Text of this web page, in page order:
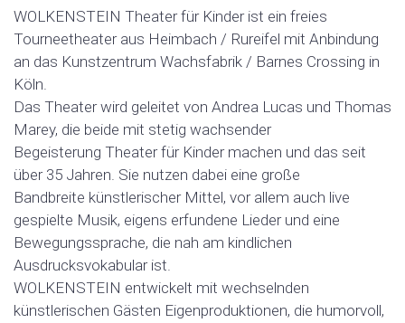
WOLKENSTEIN Theater für Kinder ist ein freies
Tourneetheater aus Heimbach / Rureifel mit Anbindung
an das Kunstzentrum Wachsfabrik / Barnes Crossing in
Köln.
Das Theater wird geleitet von Andrea Lucas und Thomas
Marey, die beide mit stetig wachsender
Begeisterung Theater für Kinder machen und das seit
über 35 Jahren. Sie nutzen dabei eine große
Bandbreite künstlerischer Mittel, vor allem auch live
gespielte Musik, eigens erfundene Lieder und eine
Bewegungssprache, die nah am kindlichen
Ausdrucksvokabular ist.
WOLKENSTEIN entwickelt mit wechselnden
künstlerischen Gästen Eigenproduktionen, die humorvoll,